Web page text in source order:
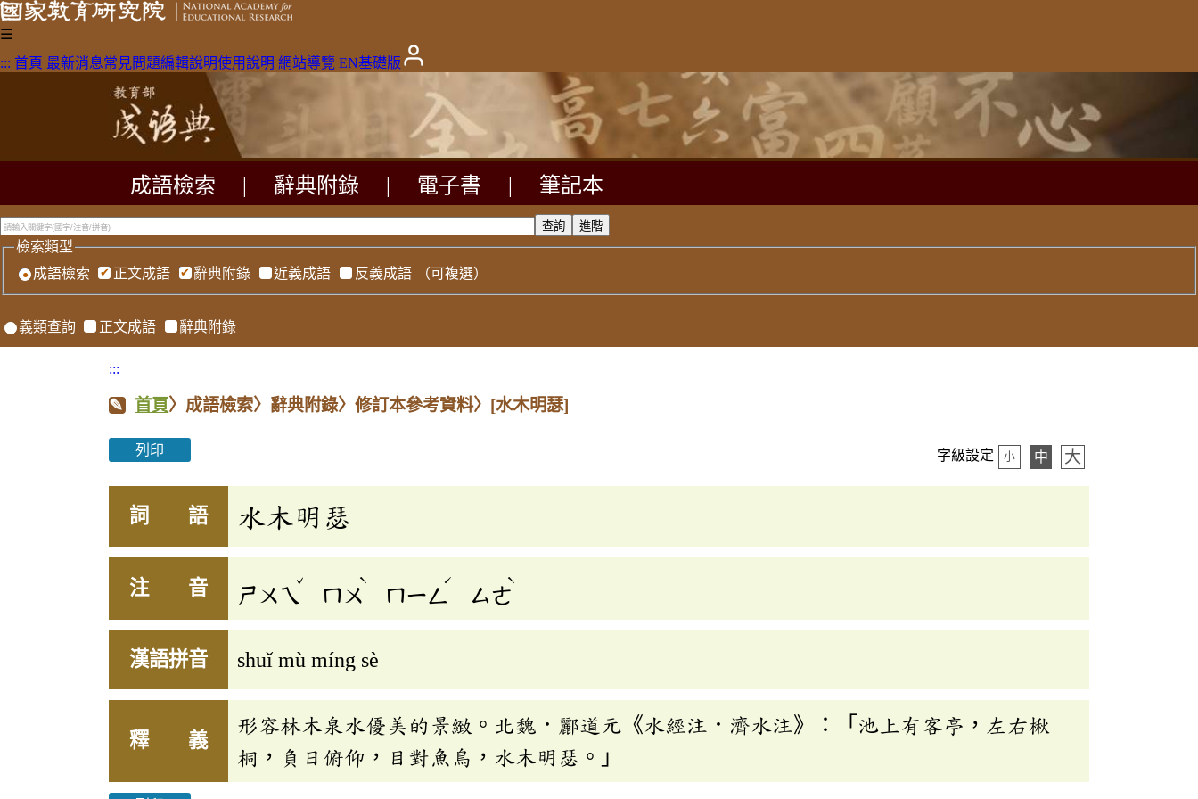
☰
::: 首頁 最新消息常見問題編輯說明使用說明 網站導覽 EN基礎版
成語檢索 辭典附錄 電子書 筆記本
檢索類型
成語檢索
正文成語 辭典附錄 近義成語 反義成語 （可複選）
義類查詢 正文成語 辭典附錄
:::
首頁〉成語檢索〉辭典附錄〉修訂本參考資料〉 [水木明瑟]
列印 字級設定 小 中 大
詞 語 水木明瑟
注 音 ㄕㄨㄟ
ˇ
ㄇㄨ
ˋ
ㄇㄧㄥ
ˊ
ㄙㄜ
ˋ
漢語拼音 shuǐ mù míng sè
釋 義
形容林木泉水優美的景緻。北魏．酈道元《水經注．濟水注》：「池上有客亭，左右楸
桐，負日俯仰，目對魚鳥，水木明瑟。」